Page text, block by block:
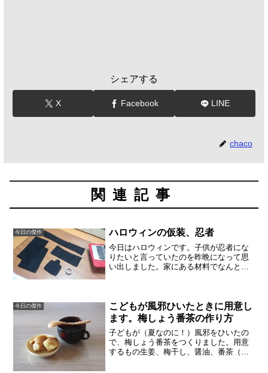
シェアする
X Facebook LINE
chaco
関連記事
今日の傑作 ハロウィンの仮装、忍者
今日はハロウィンです。子供が忍者にな
りたいと言っていたのを昨晩になって思
い出しました。家にある材料でなんとか
なので着物と袴は夏の甚平...
今日の傑作
こどもが風邪ひいたときに用意し
ます。梅しょう番茶の作り方
子どもが（夏なのに！）風邪をひいたの
で、梅しょう番茶をつくりました。用意
するもの生姜、梅干し、醤油、番茶（今